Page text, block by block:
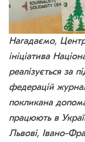
Нагадаємо,
ініціатива
реалізується за
федерацій
покликана
працюють в
Львові, Івано-